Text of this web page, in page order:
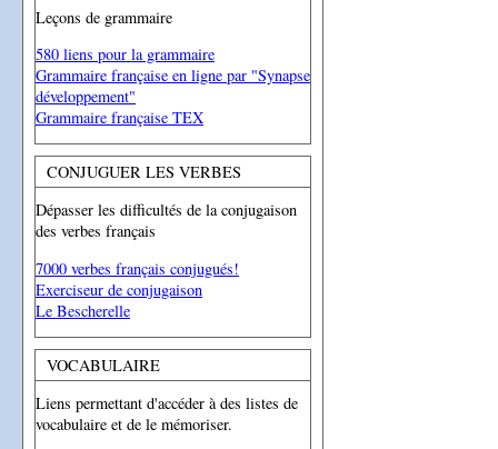
Leçons de grammaire
580 liens pour la grammaire
Grammaire française en ligne par "Synapse
développement"
Grammaire française TEX
CONJUGUER LES VERBES
Dépasser les difficultés de la conjugaison
des verbes français
7000 verbes français conjugués!
Exerciseur de conjugaison
Le Bescherelle
VOCABULAIRE
Liens permettant d'accéder à des listes de
vocabulaire et de le mémoriser.